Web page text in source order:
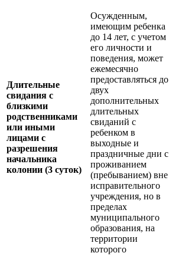
Длительные
свидания с
близкими
родственниками
или иными
лицами с
разрешения
начальника
колонии (3 суток)
Осужденным,
имеющим ребенка
до 14 лет, с учетом
его личности и
поведения, может
ежемесячно
предоставляться до
двух
дополнительных
длительных
свиданий с
ребенком в
выходные и
праздничные дни с
проживанием
(пребыванием) вне
исправительного
учреждения, но в
пределах
муниципального
образования, на
территории
которого